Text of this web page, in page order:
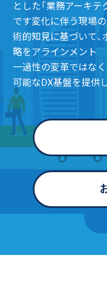
とした「業務アーキ
です変化に伴う現場
術的知見に基づいて
略をアラインメント
一過性の変革ではな
可能なDX基盤を提供